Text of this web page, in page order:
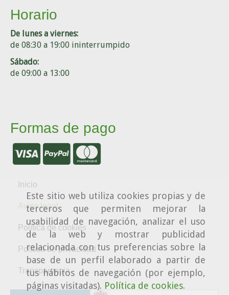
Este sitio web utiliza cookies propias y de
terceros que permiten mejorar la
usabilidad de navegación, analizar el uso
de la web y mostrar publicidad
relacionada con tus preferencias sobre la
base de un perfil elaborado a partir de
tus hábitos de navegación (por ejemplo,
páginas visitadas). Política de cookies.
Horario
De lunes a viernes:
de 08:30 a 19:00 ininterrumpido
Sábado:
de 09:00 a 13:00
Formas de pago
Inicio
Aviso legal
Política de cookies
Política de privacidad
Transparencia